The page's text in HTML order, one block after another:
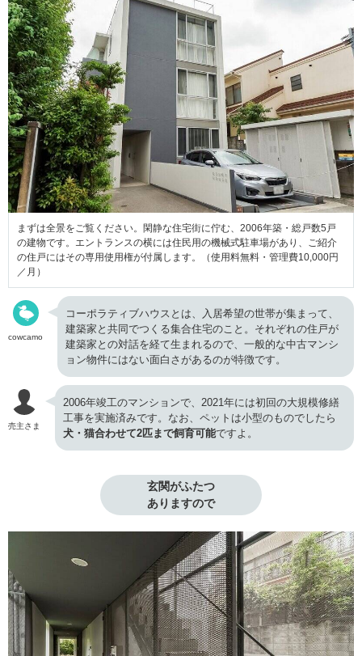
まずは全景をご覧ください。閑静な住宅街に佇む、2006年築・総戸数5戸
の建物です。エントランスの横には住民用の機械式駐車場があり、ご紹介
の住戸にはその専用使用権が付属します。（使用料無料・管理費10,000円
／月）
cowcamo
コーポラティブハウスとは、入居希望の世帯が集まって、
建築家と共同でつくる集合住宅のこと。それぞれの住戸が
建築家との対話を経て生まれるので、一般的な中古マンシ
ョン物件にはない面白さがあるのが特徴です。
売主さま
2006年竣工のマンションで、2021年には初回の大規模修繕
工事を実施済みです。なお、ペットは小型のものでしたら
犬・猫合わせて2匹まで飼育可能ですよ。
玄関がふたつ
ありますので